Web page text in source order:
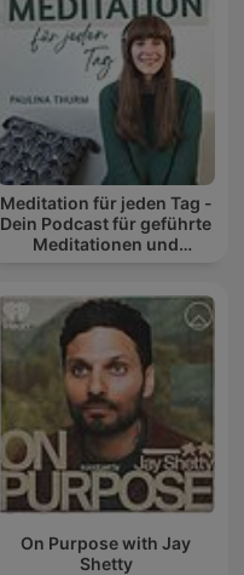
Meditation für jeden Tag -
Dein Podcast für geführte
Meditationen und
On Purpose with Jay
Shetty